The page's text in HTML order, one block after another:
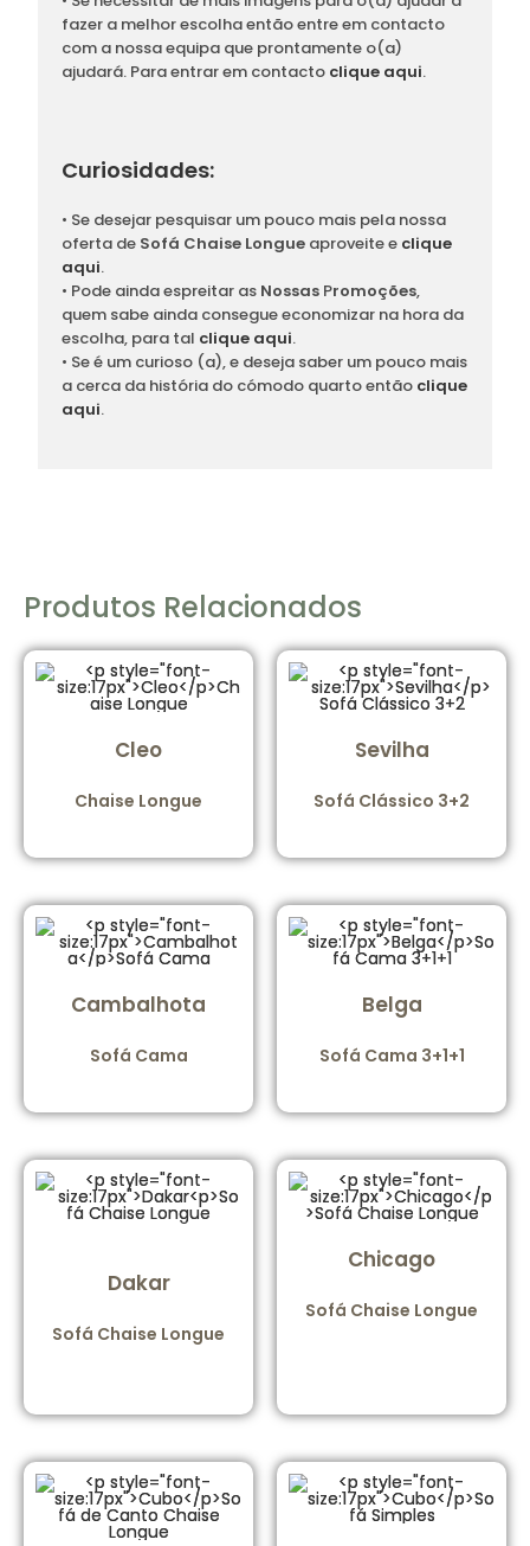
fazer a melhor escolha então entre em contacto
com a nossa equipa que prontamente o(a)
ajudará. Para entrar em contacto clique aqui.
Curiosidades:
• Se desejar pesquisar um pouco mais pela nossa
oferta de Sofá Chaise Longue aproveite e clique
aqui.
• Pode ainda espreitar as Nossas Promoções,
quem sabe ainda consegue economizar na hora da
escolha, para tal clique aqui.
• Se é um curioso (a), e deseja saber um pouco mais
a cerca da história do cómodo quarto então clique
aqui.
Produtos Relacionados
Cleo
Chaise Longue
Sevilha
Sofá Clássico 3+2
Cambalhota
Sofá Cama
Belga
Sofá Cama 3+1+1
Dakar
Sofá Chaise Longue
Chicago
Sofá Chaise Longue